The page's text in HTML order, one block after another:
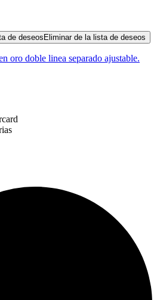
de deseos Eliminar de la lista de deseos
oro doble linea separado ajustable.